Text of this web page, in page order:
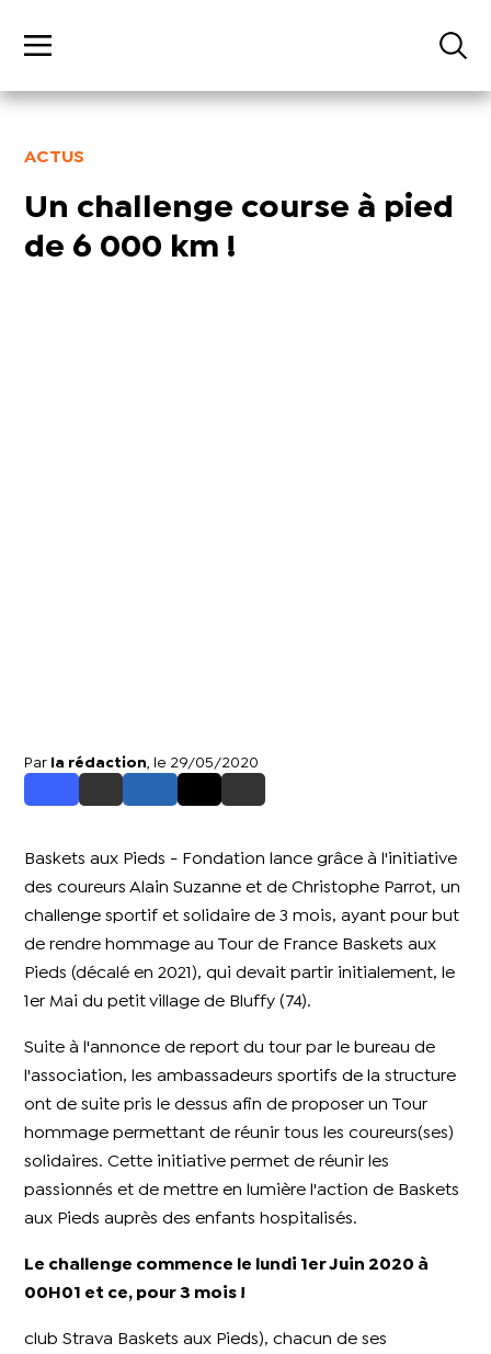
ACTUS
Un challenge course à pied
de 6 000 km !
Par la rédaction , le 29/05/2020
Baskets aux Pieds - Fondation lance grâce à l'initiative
des coureurs Alain Suzanne et de Christophe Parrot, un
challenge sportif et solidaire de 3 mois, ayant pour but
de rendre hommage au Tour de France Baskets aux
Pieds (décalé en 2021), qui devait partir initialement, le
1er Mai du petit village de Bluffy (74).
Suite à l'annonce de report du tour par le bureau de
l'association, les ambassadeurs sportifs de la structure
ont de suite pris le dessus afin de proposer un Tour
hommage permettant de réunir tous les coureurs(ses)
solidaires. Cette initiative permet de réunir les
passionnés et de mettre en lumière l'action de Baskets
aux Pieds auprès des enfants hospitalisés.
Le challenge commence le lundi 1er Juin 2020 à
00H01 et ce, pour 3 mois !
club Strava Baskets aux Pieds), chacun de ses